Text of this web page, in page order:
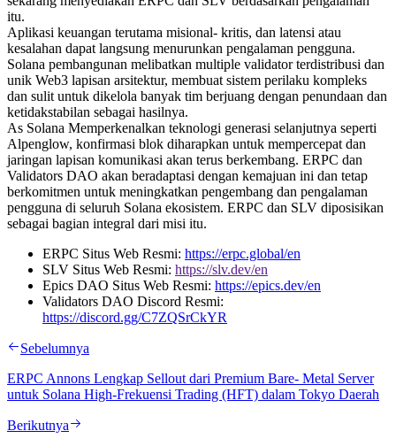
itu.
Aplikasi keuangan terutama misional- kritis, dan latensi atau
kesalahan dapat langsung menurunkan pengalaman pengguna.
Solana pembangunan melibatkan multiple validator terdistribusi dan
unik Web3 lapisan arsitektur, membuat sistem perilaku kompleks
dan sulit untuk dikelola banyak tim berjuang dengan penundaan dan
ketidakstabilan sebagai hasilnya.
As Solana Memperkenalkan teknologi generasi selanjutnya seperti
Alpenglow, konfirmasi blok diharapkan untuk mempercepat dan
jaringan lapisan komunikasi akan terus berkembang. ERPC dan
Validators DAO akan beradaptasi dengan kemajuan ini dan tetap
berkomitmen untuk meningkatkan pengembang dan pengalaman
pengguna di seluruh Solana ekosistem. ERPC dan SLV diposisikan
sebagai bagian integral dari misi itu.
ERPC Situs Web Resmi: https://erpc.global/en
SLV Situs Web Resmi: https://slv.dev/en
Epics DAO Situs Web Resmi: https://epics.dev/en
Validators DAO Discord Resmi:
https://discord.gg/C7ZQSrCkYR
Sebelumnya
ERPC Annons Lengkap Sellout dari Premium Bare- Metal Server
untuk Solana High-Frekuensi Trading (HFT) dalam Tokyo Daerah
Berikutnya